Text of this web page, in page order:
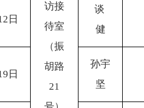
访接
待室
（振
胡路
21
日
谈
健
日
孙宇
坚